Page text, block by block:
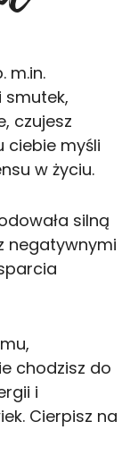
m.in.
smutek,
czujesz
ciebie myśli
w życiu.
silną
negatywnymi
chodzisz do
i
Cierpisz na